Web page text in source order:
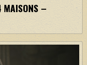
MAISONS –